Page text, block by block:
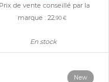
Prix de vente conseillé par la
marque : 22,90 €
En stock
New